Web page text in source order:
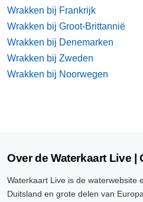
Wrakken bij Frankrijk
Wrakken bij Groot-Brittannië
Wrakken bij Denemarken
Wrakken bij Zweden
Wrakken bij Noorwegen
Over de Waterkaart Live |
Waterkaart Live is de waterwebsite
Duitsland en grote delen van